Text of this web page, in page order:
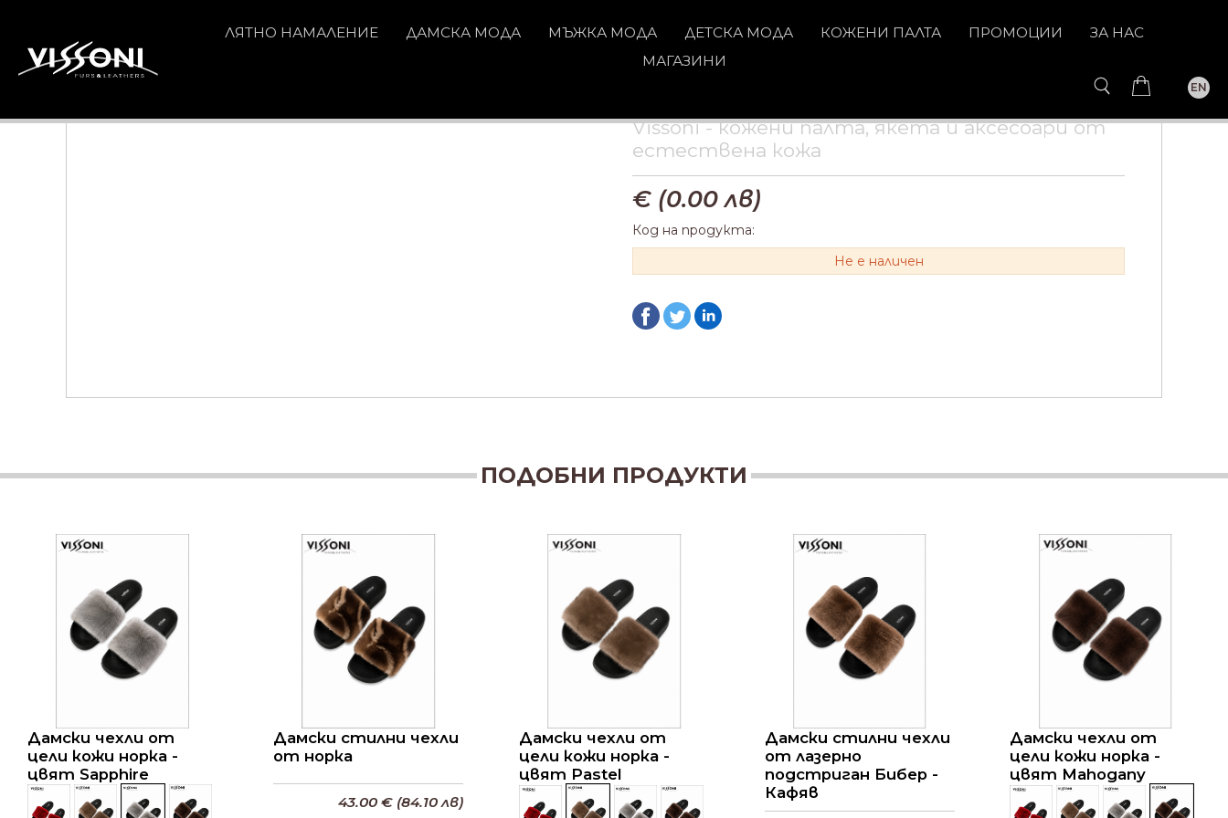
ЛЯТНО НАМАЛЕНИЕ ДАМСКА МОДА МЪЖКА МОДА ДЕТСКА МОДА КОЖЕНИ ПАЛТА ПРОМОЦИИ
ЗА НАС
МАГАЗИНИ
EN
Vissoni - кожени палта, якета и aксесоари от
естествена кожа
€ (0.00 лв)
Код на продукта:
Не е наличен
ПОДОБНИ ПРОДУКТИ
Дамски чехли от
цели кожи норка -
цвят Sapphire
Дамски стилни чехли
от норка
43.00 € (84.10 лв)
Дамски чехли от
цели кожи норка -
цвят Pastel
Дамски стилни чехли
от лазерно
подстриган Бибер -
Кафяв
Дамски чехли от
цели кожи норка -
цвят Mahogany